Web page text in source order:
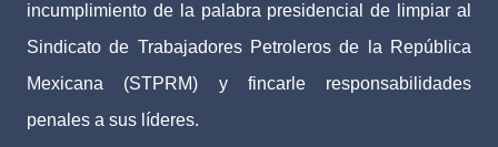
incumplimiento de la palabra presidencial de limpiar al
Sindicato de Trabajadores Petroleros de la República
Mexicana (STPRM) y fincarle responsabilidades
penales a sus líderes.